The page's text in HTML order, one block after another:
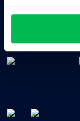
gestionar el